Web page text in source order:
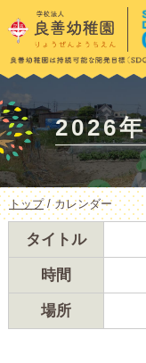
このページの本文へ
2026
現
在
トップ/カレンダー
タイトル
時間
場所